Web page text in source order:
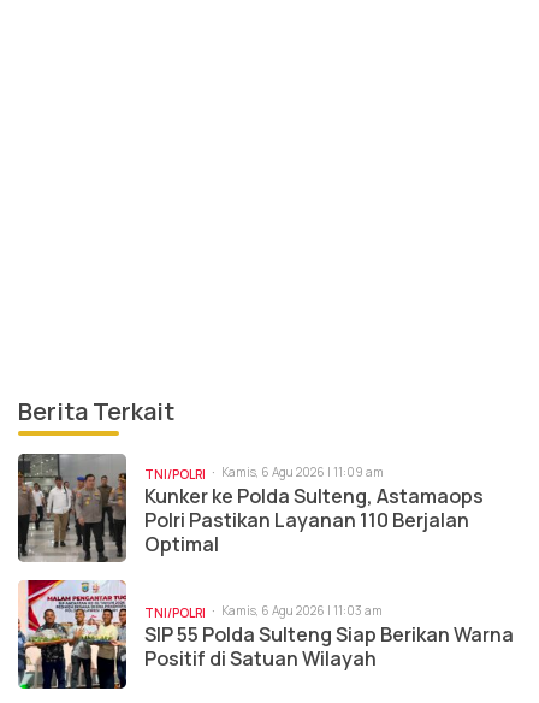
Berita Terkait
TNI/POLRI Kamis, 6 Agu 2026 | 11:09 am
Kunker ke Polda Sulteng, Astamaops
Polri Pastikan Layanan 110 Berjalan
Optimal
TNI/POLRI Kamis, 6 Agu 2026 | 11:03 am
SIP 55 Polda Sulteng Siap Berikan Warna
Positif di Satuan Wilayah